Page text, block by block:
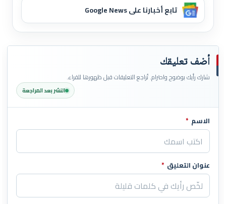
تابع أخبارنا على Google News
أضف تعليقك
شارك رأيك بوضوح واحترام. تُراجع التعليقات قبل ظهورها للقراء.
النشر بعد المراجعة
اترك هذا الحقل فارغاً
الاسم *
عنوان التعليق *